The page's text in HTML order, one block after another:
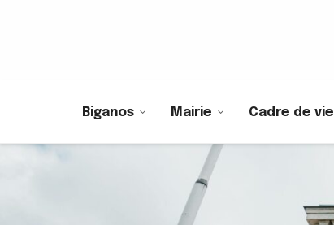
Biganos Mairie Cadre de vie